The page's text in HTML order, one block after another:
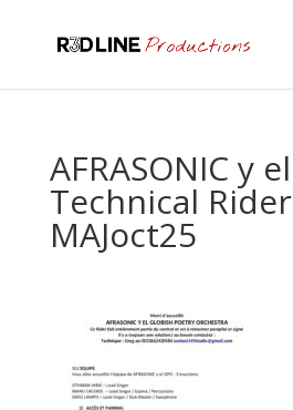
AFRASONIC y
Technical Rider
MAJoct25